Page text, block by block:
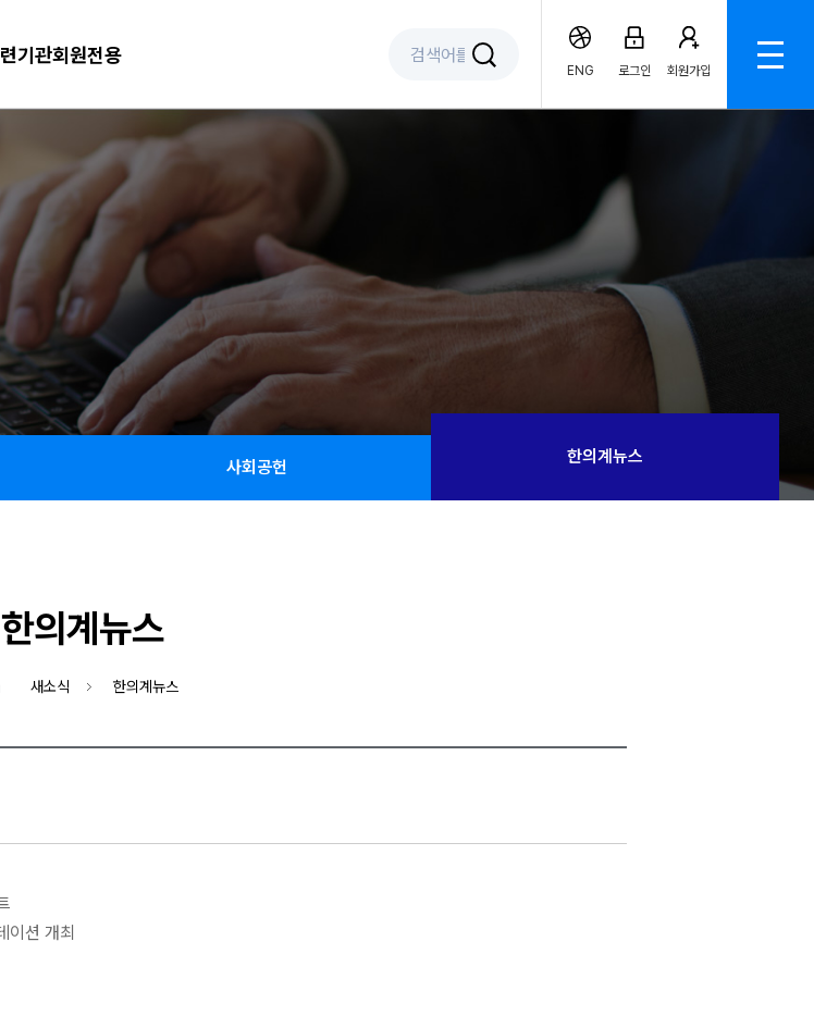
기관회원전용
ENG 로그인 회원가입
사회공헌
한의계뉴스
한의계뉴스
새소식 한의계뉴스
이션 개최